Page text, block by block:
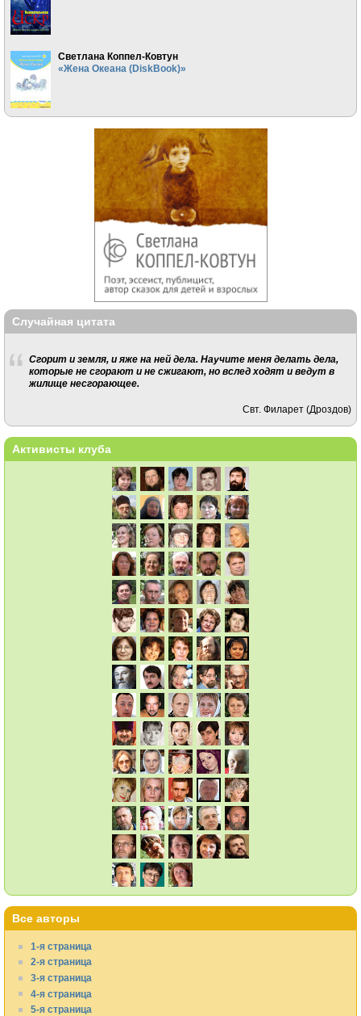
Светлана Коппел-Ковтун
«Жена Океана (DiskBook)»
Случайная цитата
Сгорит и земля, и яже на ней дела. Научите меня делать дела,
которые не сгорают и не сжигают, но вслед ходят и ведут в
жилище несгорающее.
Свт. Филарет (Дроздов)
Активисты клуба
Все авторы
1-я страница
2-я страница
3-я страница
4-я страница
5-я страница